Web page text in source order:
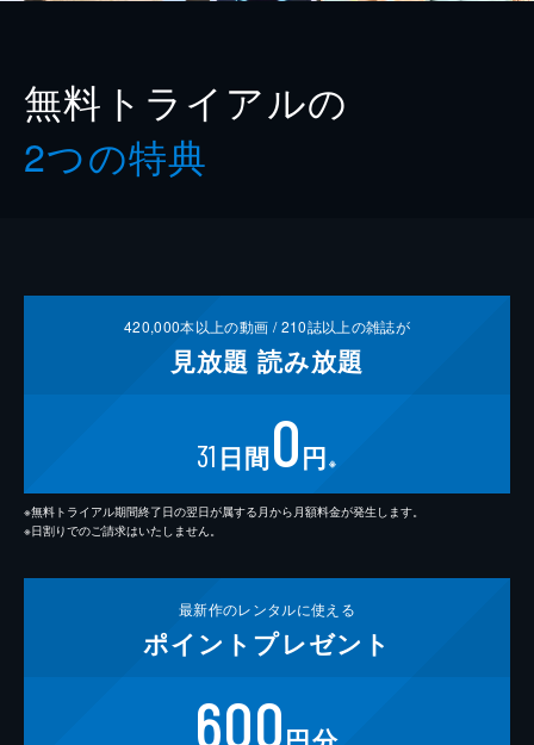
無料トライアルの
2つの特典
420,000本以上の動画 /210誌以上の雑誌が
見放題 読み放題
31 日間0円 ※
※無料トライアル期間終了日の翌日が属する月から月額料金が発生します。
※日割りでのご請求はいたしません。
最新作のレンタルに使える
ポイント プレゼント
600